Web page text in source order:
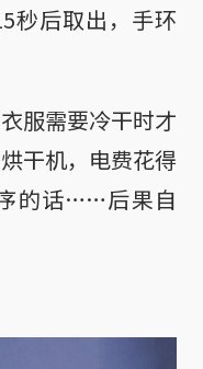
秒后取出，手环
服需要冷干时才
干机，电费花得
的话……后果自